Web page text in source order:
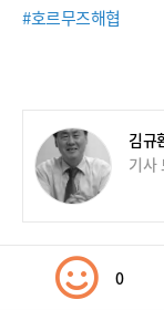
#호르무즈해협
김규
기사
0